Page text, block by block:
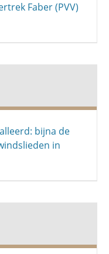
Faber (PVV)
bijna de
in